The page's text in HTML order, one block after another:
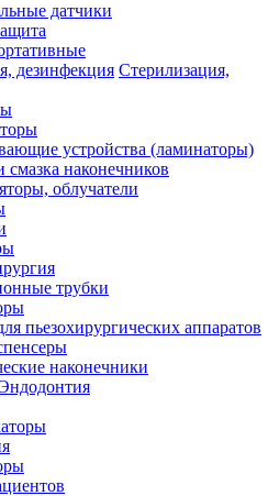
датчики
Стерилизация,
устройства (ламинаторы)
смазка наконечников
облучатели
трубки
пьезохирургических аппаратов
наконечники